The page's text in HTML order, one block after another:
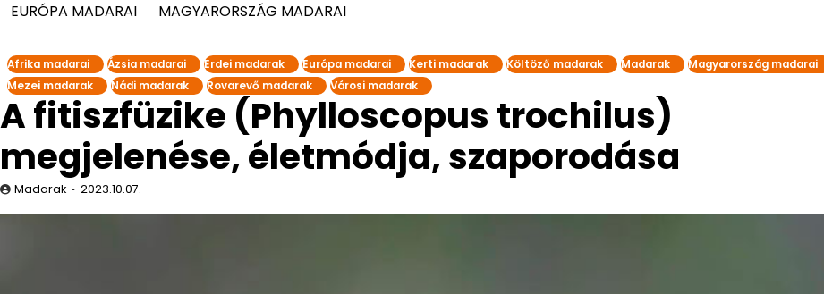
EURÓPA MADARAI
MAGYARORSZÁG MADARAI
Afrika madarai Ázsia madarai Erdei madarak Európa madarai Kerti madarak Költöző madarak Madarak
Magyarország madarai
Mezei madarak
Nádi madarak Rovarevő madarak Városi madarak
A fitiszfüzike (Phylloscopus trochilus)
megjelenése, életmódja, szaporodása
Madarak 2023.10.07.